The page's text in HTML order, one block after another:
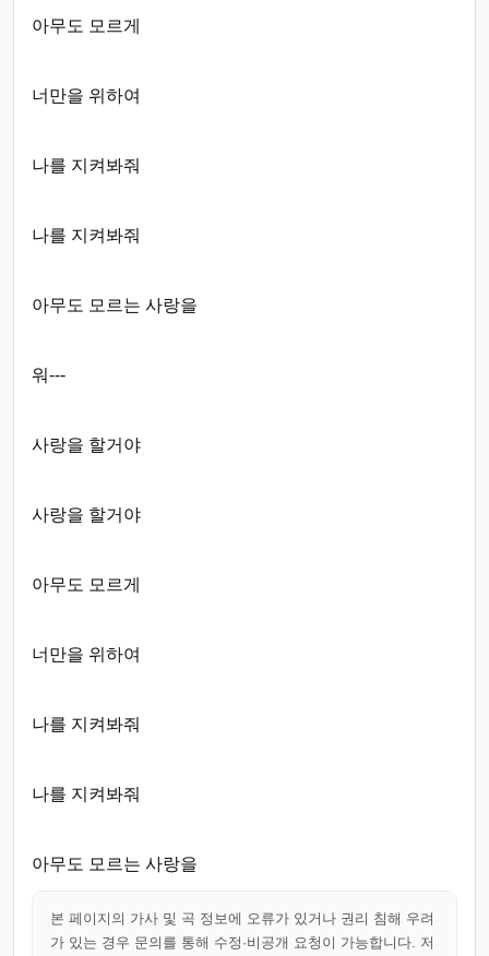
아무도 모르게
너만을 위하여
나를 지켜봐줘
나를 지켜봐줘
아무도 모르는 사랑을
워---
사랑을 할거야
사랑을 할거야
아무도 모르게
너만을 위하여
나를 지켜봐줘
나를 지켜봐줘
아무도 모르는 사랑을
본 페이지의 가사 및 곡 정보에 오류가 있거나 권리 침해 우려
가 있는 경우 문의를 통해 수정·비공개 요청이 가능합니다. 저